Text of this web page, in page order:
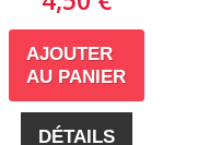
AJOUTER
AU PANIER
DÉTAILS